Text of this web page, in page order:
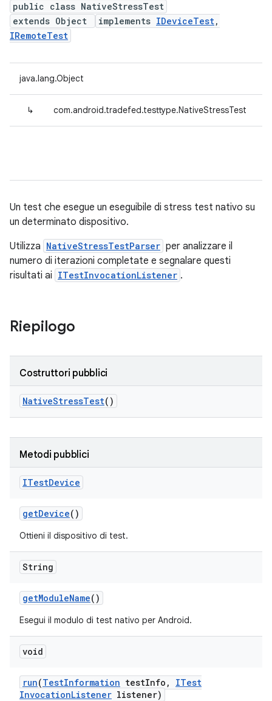
public class NativeStressTest
extends Object
implements IDeviceTest,
IRemoteTest
java.lang.Object
↳ com.android.tradefed.testtype.NativeStressTest
Un test che esegue un eseguibile di stress test nativo su
un determinato dispositivo.
Utilizza NativeStressTestParser per analizzare il
numero di iterazioni completate e segnalare questi
risultati ai ITestInvocationListener .
Riepilogo
Costruttori pubblici
NativeStressTest()
Metodi pubblici
ITestDevice
getDevice()
Ottieni il dispositivo di test.
String
getModuleName()
Esegui il modulo di test nativo per Android.
void
run(TestInformation testInfo ,
ITest
InvocationListener listener)